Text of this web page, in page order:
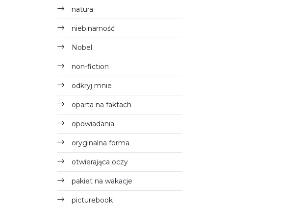
natura
niebinarność
Nobel
non-fiction
odkryj mnie
oparta na faktach
opowiadania
oryginalna forma
otwierająca oczy
pakiet na wakacje
picturebook